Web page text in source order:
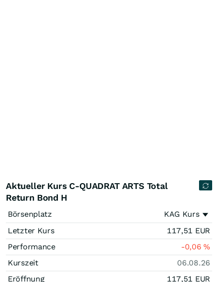
Aktueller Kurs C-QUADRAT ARTS Total
Return Bond H
Börsenplatz
KAG Kurs
Letzter Kurs
117,51 EUR
Performance
-0,06%
Kurszeit
06.08.26
Eröffnung
117,51 EUR